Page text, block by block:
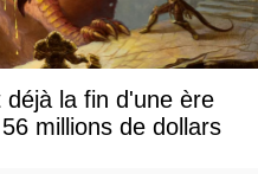
la fin d'une ère
millions de dollars